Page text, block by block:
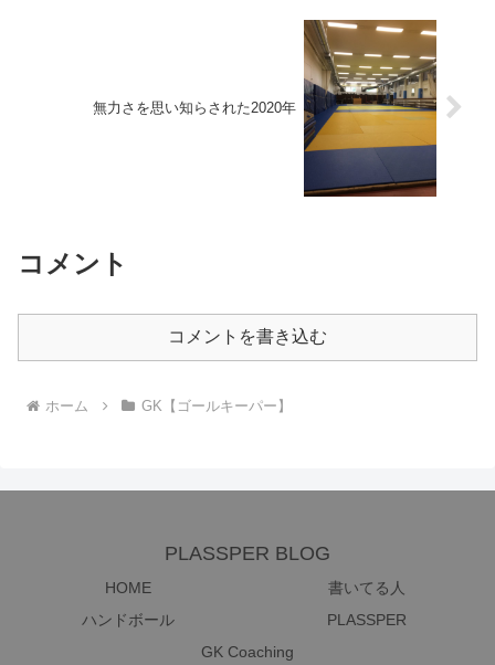
無力さを思い知らされた2020年
コメント
コメントを書き込む
ホーム GK【ゴールキーパー】
PLASSPER BLOG
HOME
書いてる人
ハンドボール
PLASSPER
GK Coaching